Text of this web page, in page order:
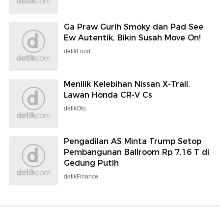
Ga Praw Gurih Smoky dan Pad See
Ew Autentik, Bikin Susah Move On!
detikFood
Menilik Kelebihan Nissan X-Trail,
Lawan Honda CR-V Cs
detikOto
Pengadilan AS Minta Trump Setop
Pembangunan Ballroom Rp 7,16 T di
Gedung Putih
detikFinance